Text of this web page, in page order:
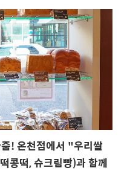
가 있으면 댓글로 알려 주
점(식당, 빵집, 카페, 마
restaurants in Busan,
♣ ..
! 온천점에서 "우리쌀
콩떡, 슈크림빵)과 함께